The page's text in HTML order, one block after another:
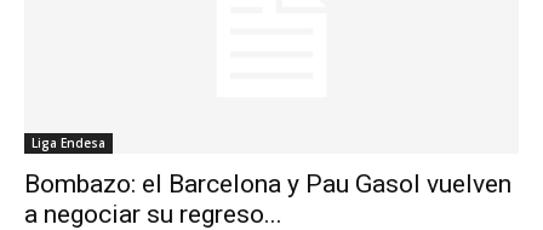
Liga Endesa
Bombazo: el Barcelona y Pau Gasol vuelven
a negociar su regreso...